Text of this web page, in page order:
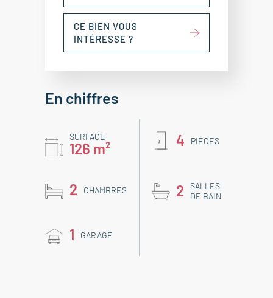
CE BIEN VOUS
INTÉRESSE ?
En chiffres
SURFACE
126 m² 4 PIÈCES
2 CHAMBRES 2
SALLES
DE BAIN
1 GARAGE